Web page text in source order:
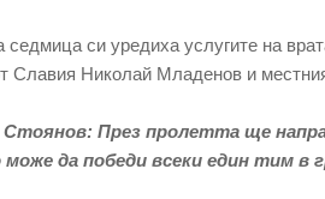
си уредиха услугите на
Славия Николай Младенов и
Стоянов: През пролетта ще
да победи всеки един тим в